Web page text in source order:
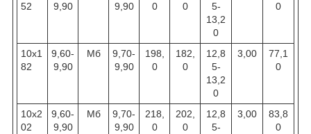
52
9,90
9,90
0
0
5-
13,2
0
0
10x1
82
9,60-
9,90
Мб
9,70-
9,90
198,
0
182,
0
12,8
5-
13,2
0
3,00
77,1
0
10x2
02
9,60-
9,90
Мб
9,70-
9,90
218,
0
202,
0
12,8
5-
3,00
83,8
0